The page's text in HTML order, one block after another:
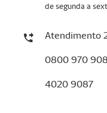
de segunda a
Atendimento
0800 970
4020 9087